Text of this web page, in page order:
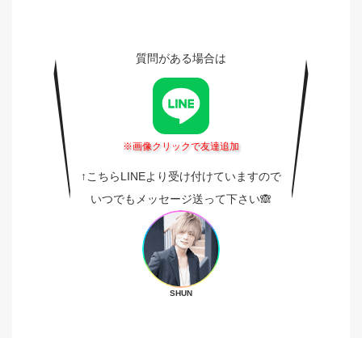
質問がある場合は
※画像クリックで友達追加
↑こちらLINEより受け付けていますので
いつでもメッセージ送って下さい🙈
SHUN